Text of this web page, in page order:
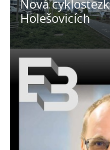
Nová
Holešovicích